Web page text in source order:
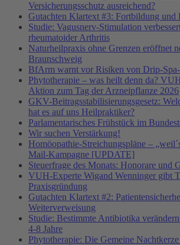
Versicherungsschutz ausreichend?
Gutachten Klartext #3: Fortbildung und
Studie: Vagusnerv-Stimulation
rheumatoider Arthritis
Naturheilpraxis ohne Grenzen eröffnet
Braunschweig
BfArm warnt vor Risiken von Drip-
Phytotherapie – was heilt denn da?
Aktion zum Tag der Arzneipflanze 2026
GKV-Beitragsstabilisierungsgesetz:
hat es auf uns Heilpraktiker?
Parlamentarisches Frühstück im
Wir suchen Verstärkung!
Homöopathie-Streichungspläne –
Mail-Kampagne [UPDATE]
Steuerfrage des Monats: Honorare und
VUH-Experte Wigand Wenninger gibt
Praxisgründung
Gutachten Klartext #2:
Weiterverweisung
Studie: Bestimmte Antibiotika
4-8 Jahre
Phytotherapie: Die Gemeine